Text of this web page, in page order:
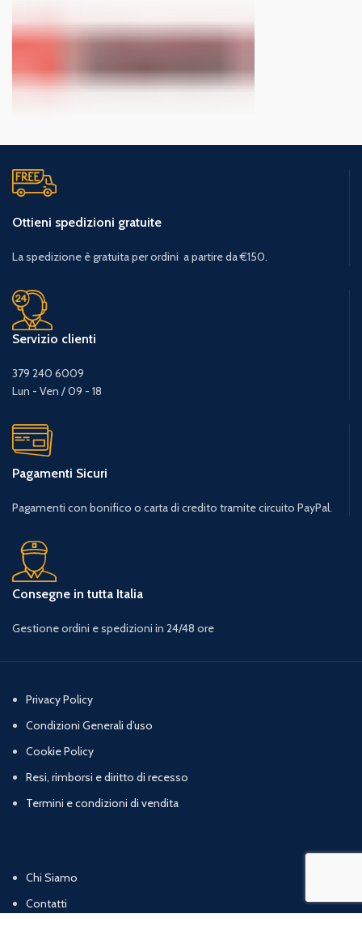
Ottieni spedizioni gratuite
La spedizione è gratuita per ordini a partire da €150.
Servizio clienti
379 240 6009
Lun - Ven / 09 - 18
Pagamenti Sicuri
Pagamenti con bonifico o carta di credito tramite circuito PayPal.
Consegne in tutta Italia
Gestione ordini e spedizioni in 24/48 ore
Privacy Policy
Condizioni Generali d’uso
Cookie Policy
Resi, rimborsi e diritto di recesso
Termini e condizioni di vendita
Chi Siamo
Contatti